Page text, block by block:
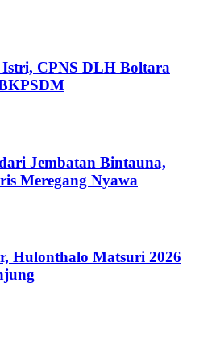
CPNS DLH Boltara
Jembatan Bintauna,
Meregang Nyawa
Hulonthalo Matsuri 2026